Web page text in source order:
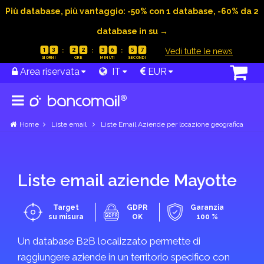
Più database, più vantaggio: -50% con 1 database, -60% da 2
database in su →
1 3 2 2 3 6 5 7 Vedi tutte le news
Area riservata IT EUR
Home Liste email Liste Email Aziende per locazione geografica
Liste email aziende Mayotte
Target
su misura
GDPR
OK
Garanzia
100 %
Un database B2B localizzato permette di
raggiungere aziende in un territorio specifico con
Malesia
Mostra
categorie
Marocco